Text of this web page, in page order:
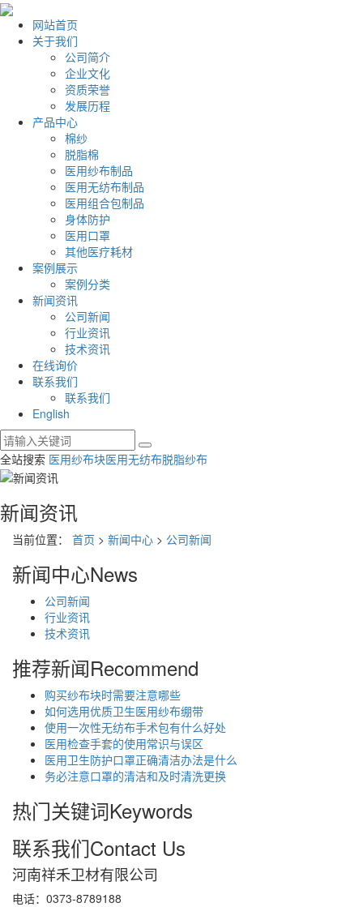
网站首页
关于我们
公司简介
企业文化
资质荣誉
发展历程
产品中心
棉纱
脱脂棉
医用纱布制品
医用无纺布制品
医用组合包制品
身体防护
医用口罩
其他医疗耗材
案例展示
案例分类
新闻资讯
公司新闻
行业资讯
技术资讯
在线询价
联系我们
联系我们
English
全站搜索 医用纱布块医用无纺布脱脂纱布
新闻资讯
当前位置： 首页 > 新闻中心 > 公司新闻
新闻中心News
公司新闻
行业资讯
技术资讯
推荐新闻Recommend
购买纱布块时需要注意哪些
如何选用优质卫生医用纱布绷带
使用一次性无纺布手术包有什么好处
医用检查手套的使用常识与误区
医用卫生防护口罩正确清洁办法是什么
务必注意口罩的清洁和及时清洗更换
热门关键词Keywords
联系我们Contact Us
河南祥禾卫材有限公司
电话：0373-8789188